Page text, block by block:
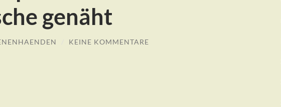
genäht
KEINE KOMMENTARE